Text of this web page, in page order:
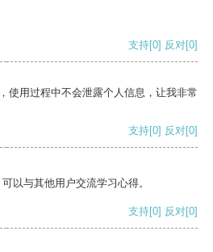
支持[0] 反对[0]
使用过程中不会泄露个人信息，让我非常
支持[0] 反对[0]
以与其他用户交流学习心得。
支持[0] 反对[0]